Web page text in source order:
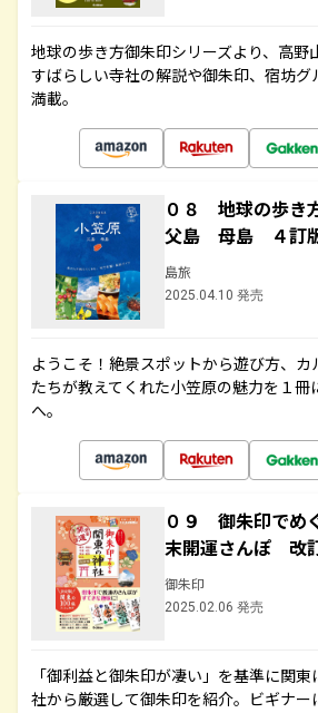
地球の歩き方御朱印シリーズより、高
すばらしい寺社の解説や御朱印、宿坊グ
満載。
０８ 地球の歩
父島 母島 ４訂
島旅
2025.04.10 発売
ようこそ！絶景スポットから遊び方、カ
たちが教えてくれた小笠原の魅力を１冊
へ。
０９ 御朱印でめ
末開運さんぽ 改
御朱印
2025.02.06 発売
「御利益と御朱印が凄い」を基準に関
社から厳選して御朱印を紹介。ビギナ